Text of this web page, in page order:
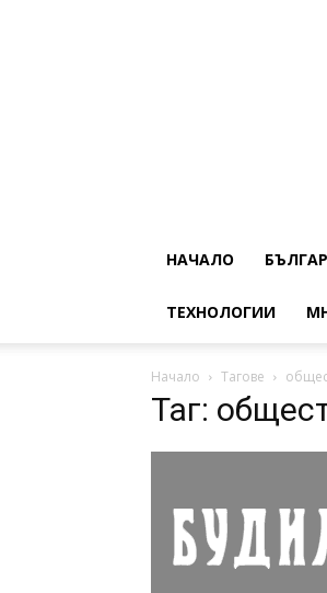
НАЧАЛО
ТЕХНОЛОГИИ
Начало Тагове
Таг: